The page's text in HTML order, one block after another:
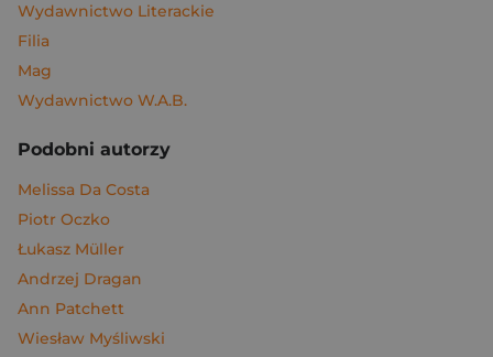
Wydawnictwo Literackie
Filia
Mag
Wydawnictwo W.A.B.
Podobni autorzy
Melissa Da Costa
Piotr Oczko
Łukasz Müller
Andrzej Dragan
Ann Patchett
Wiesław Myśliwski